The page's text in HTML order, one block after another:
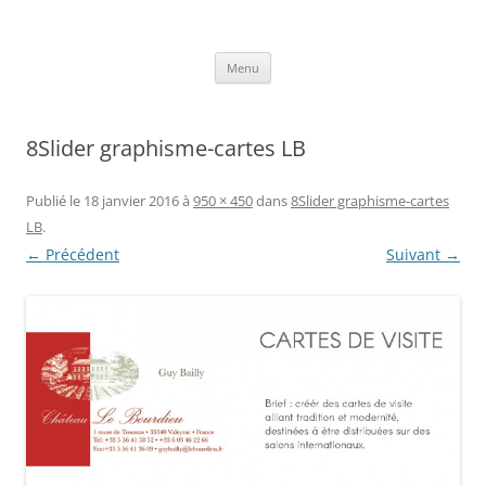
Menu
8Slider graphisme-cartes LB
Publié le 18 janvier 2016à 950 × 450dans8Slider graphisme-cartes
LB.
← Précédent Suivant →